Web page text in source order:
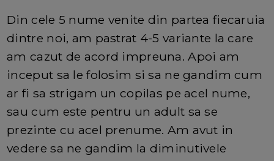
Din cele 5 nume venite din partea fiecaruia
dintre noi, am pastrat 4-5 variante la care
am cazut de acord impreuna. Apoi am
inceput sa le folosim si sa ne gandim cum
ar fi sa strigam un copilas pe acel nume,
sau cum este pentru un adult sa se
prezinte cu acel prenume. Am avut in
vedere sa ne gandim la diminutivele